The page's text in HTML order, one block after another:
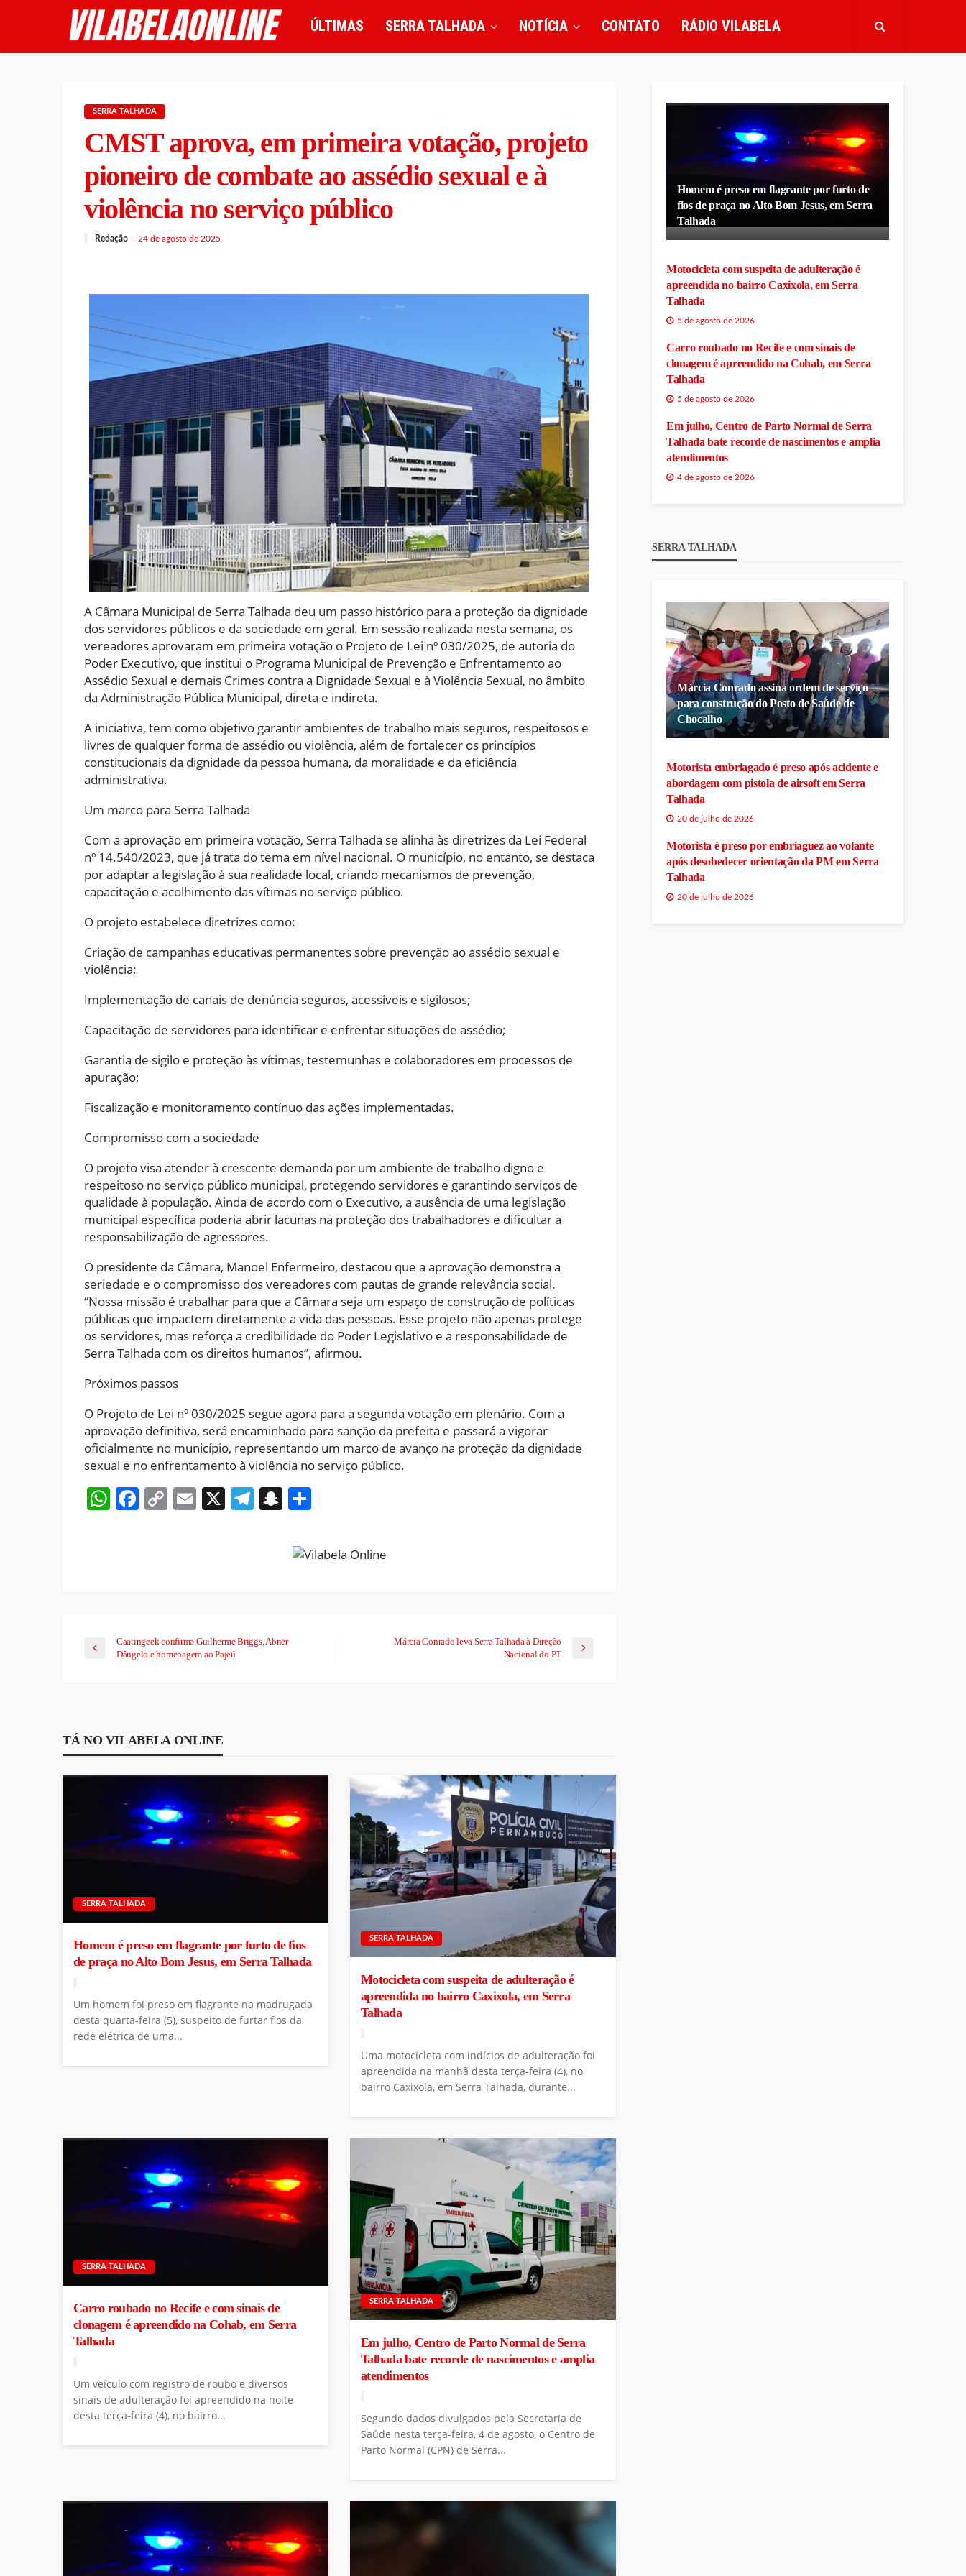
ÚLTIMAS SERRA TALHADA NOTÍCIA CONTATO RÁDIO VILABELA
SERRA TALHADA
CMST aprova, em primeira votação, projeto
pioneiro de combate ao assédio sexual e à
violência no serviço público
Redação 24 de agosto de 2025
A Câmara Municipal de Serra Talhada deu um passo histórico para a proteção da dignidade
dos servidores públicos e da sociedade em geral. Em sessão realizada nesta semana, os
vereadores aprovaram em primeira votação o Projeto de Lei nº 030/2025, de autoria do
Poder Executivo, que institui o Programa Municipal de Prevenção e Enfrentamento ao
Assédio Sexual e demais Crimes contra a Dignidade Sexual e à Violência Sexual, no âmbito
da Administração Pública Municipal, direta e indireta.
A iniciativa, tem como objetivo garantir ambientes de trabalho mais seguros, respeitosos e
livres de qualquer forma de assédio ou violência, além de fortalecer os princípios
constitucionais da dignidade da pessoa humana, da moralidade e da eficiência
administrativa.
Um marco para Serra Talhada
Com a aprovação em primeira votação, Serra Talhada se alinha às diretrizes da Lei Federal
nº 14.540/2023, que já trata do tema em nível nacional. O município, no entanto, se destaca
por adaptar a legislação à sua realidade local, criando mecanismos de prevenção,
capacitação e acolhimento das vítimas no serviço público.
O projeto estabelece diretrizes como:
Criação de campanhas educativas permanentes sobre prevenção ao assédio sexual e
violência;
Implementação de canais de denúncia seguros, acessíveis e sigilosos;
Capacitação de servidores para identificar e enfrentar situações de assédio;
Garantia de sigilo e proteção às vítimas, testemunhas e colaboradores em processos de
apuração;
Fiscalização e monitoramento contínuo das ações implementadas.
Compromisso com a sociedade
O projeto visa atender à crescente demanda por um ambiente de trabalho digno e
respeitoso no serviço público municipal, protegendo servidores e garantindo serviços de
qualidade à população. Ainda de acordo com o Executivo, a ausência de uma legislação
municipal específica poderia abrir lacunas na proteção dos trabalhadores e dificultar a
responsabilização de agressores.
O presidente da Câmara, Manoel Enfermeiro, destacou que a aprovação demonstra a
seriedade e o compromisso dos vereadores com pautas de grande relevância social.
“Nossa missão é trabalhar para que a Câmara seja um espaço de construção de políticas
públicas que impactem diretamente a vida das pessoas. Esse projeto não apenas protege
os servidores, mas reforça a credibilidade do Poder Legislativo e a responsabilidade de
Serra Talhada com os direitos humanos”, afirmou.
Próximos passos
O Projeto de Lei nº 030/2025 segue agora para a segunda votação em plenário. Com a
aprovação definitiva, será encaminhado para sanção da prefeita e passará a vigorar
oficialmente no município, representando um marco de avanço na proteção da dignidade
sexual e no enfrentamento à violência no serviço público.
WhatsApp
Facebook
CopyEmail
X Telegram
Snapchat
Caatingeek confirma Guilherme Briggs, Abner
Dângelo e homenagem ao Pajeú
Márcia Conrado leva Serra Talhada à Direção
Nacional do PT
TÁ NO VILABELA ONLINE
SERRA TALHADA
Homem é preso em flagrante por furto de fios
de praça no Alto Bom Jesus, em Serra Talhada
Um homem foi preso em flagrante na madrugada
desta quarta-feira (5), suspeito de furtar fios da
rede elétrica de uma...
SERRA TALHADA
Motocicleta com suspeita de adulteração é
apreendida no bairro Caxixola, em Serra
Talhada
Uma motocicleta com indícios de adulteração foi
apreendida na manhã desta terça-feira (4), no
bairro Caxixola, em Serra Talhada, durante...
SERRA TALHADA
Carro roubado no Recife e com sinais de
clonagem é apreendido na Cohab, em Serra
Talhada
Um veículo com registro de roubo e diversos
sinais de adulteração foi apreendido na noite
desta terça-feira (4), no bairro...
SERRA TALHADA
Em julho, Centro de Parto Normal de Serra
Talhada bate recorde de nascimentos e amplia
atendimentos
Segundo dados divulgados pela Secretaria de
Saúde nesta terça-feira, 4 de agosto, o Centro de
Parto Normal (CPN) de Serra...
Homem é preso em flagrante por furto de
fios de praça no Alto Bom Jesus, em Serra
Talhada
Motocicleta com suspeita de adulteração é
apreendida no bairro Caxixola, em Serra
Talhada
5 de agosto de 2026
Carro roubado no Recife e com sinais de
clonagem é apreendido na Cohab, em Serra
Talhada
5 de agosto de 2026
Em julho, Centro de Parto Normal de Serra
Talhada bate recorde de nascimentos e amplia
atendimentos
4 de agosto de 2026
SERRA TALHADA
Márcia Conrado assina ordem de serviço
para construção do Posto de Saúde de
Chocalho
Motorista embriagado é preso após acidente e
abordagem com pistola de airsoft em Serra
Talhada
20 de julho de 2026
Motorista é preso por embriaguez ao volante
após desobedecer orientação da PM em Serra
Talhada
20 de julho de 2026